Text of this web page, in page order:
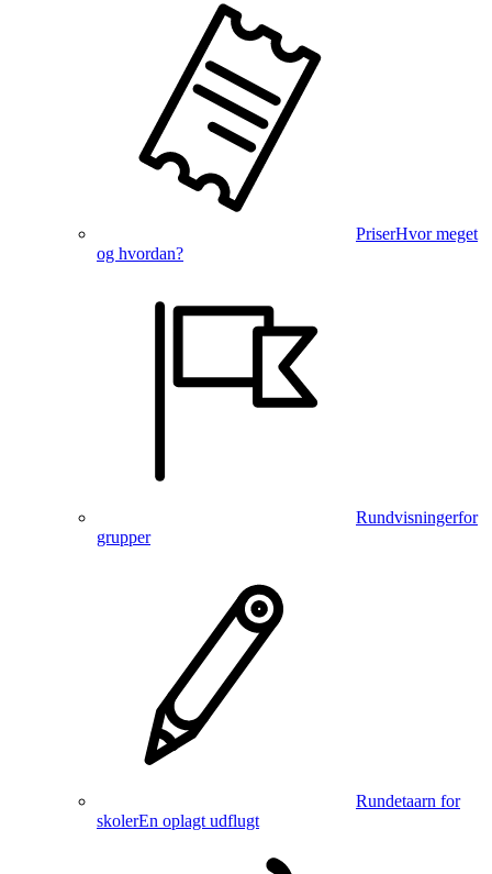
PriserHvor meget
og hvordan?
Rundvisningerfor
grupper
Rundetaarn for
skolerEn oplagt udflugt